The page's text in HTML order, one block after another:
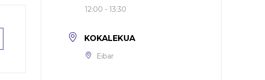
12:00 - 13:30
KOKALEKUA
Eibar